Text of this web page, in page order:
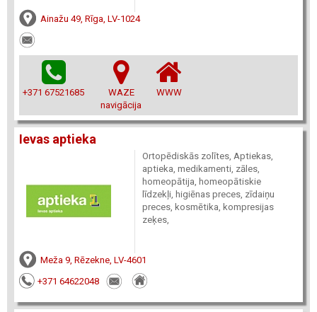
Ainažu 49, Rīga, LV-1024
+371 67521685
WAZE
navigācija
WWW
Ievas aptieka
Ortopēdiskās zolītes, Aptiekas,
aptieka, medikamenti, zāles,
homeopātija, homeopātiskie
līdzekļi, higiēnas preces, zīdaiņu
preces, kosmētika, kompresijas
zeķes,
Meža 9, Rēzekne, LV-4601
+371 64622048